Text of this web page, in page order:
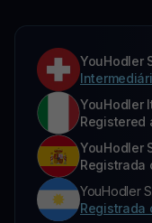
YouHodler
YouHodler
Registered
YouHodler
Registrada
YouHodler
Registrada